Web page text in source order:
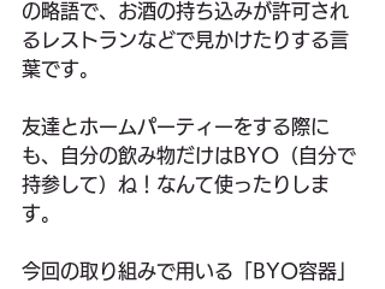
の略語で、お酒の持ち込みが許可され
るレストランなどで見かけたりする言
葉です。
友達とホームパーティーをする際に
も、自分の飲み物だけはBYO（自分で
持参して）ね！なんて使ったりしま
す。
今回の取り組みで用いる「BYO容器」